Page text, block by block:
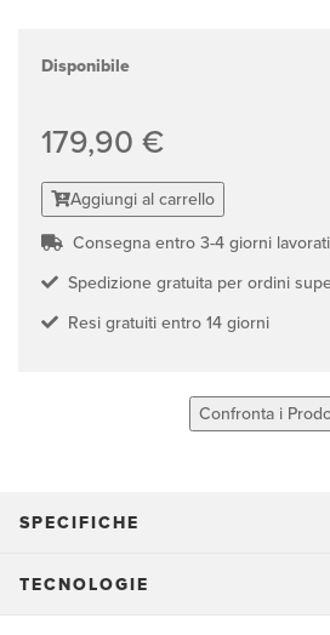
Disponibile
179,90 €
Aggiungi al carrello
Consegna entro 3-4 giorni
Spedizione gratuita per ordini
Resi gratuiti entro 14 giorni
Confronta i
SPECIFICHE
TECNOLOGIE